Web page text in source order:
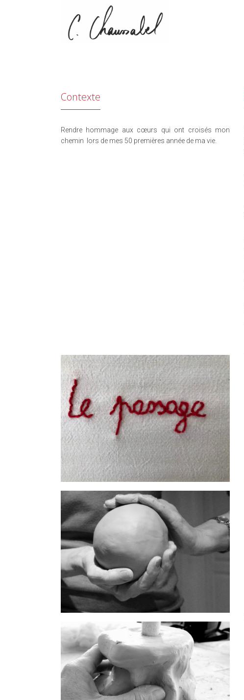
Contexte
Rendre hommage aux cœurs qui ont croisés mon
chemin lors de mes 50 premières année de ma vie.